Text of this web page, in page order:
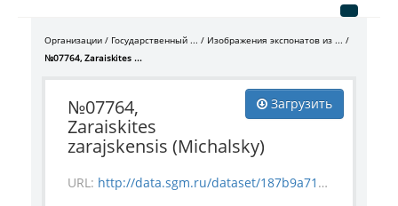
Организации Государственный ...
Изображения экспонатов из ...
№07764, Zaraiskites ...
Загрузить
№07764,
Zaraiskites
zarajskensis (Michalsky)
URL: http://data.sgm.ru/dataset/187b9a71-4c85-43ec-99fe-080bdf792007/resource/ba615e28-aa27-4a0c-a11a-d45068aacebd/download/invertebrate_7764.jpg